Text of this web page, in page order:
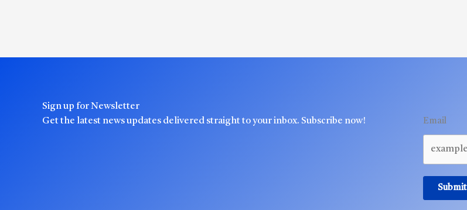
Sign up for Newsletter
Get the latest news updates delivered straight to your inbox. Subscribe now!
Email
Submit